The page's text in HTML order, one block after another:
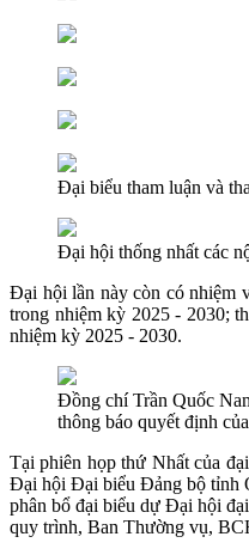
Đại biểu tham luận và
Đại hội thống nhất các
Đại hội lần này còn có nhiệm
trong nhiệm kỳ 2025 - 2030;
nhiệm kỳ 2025 - 2030.
Đồng chí Trần Quốc
thông báo quyết định
Tại phiên họp thứ Nhất của
Đại hội Đại biểu Đảng bộ tỉnh
phân bổ đại biểu dự Đại hội
quy trình, Ban Thường vụ,